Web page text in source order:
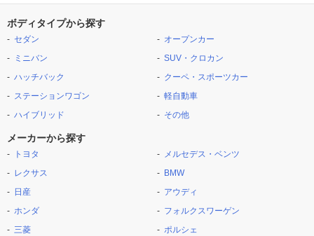
ボディタイプから探す
セダン
ミニバン
ハッチバック
ステーションワゴン
ハイブリッド
オープンカー
SUV・クロカン
クーペ・スポーツカー
軽自動車
その他
メーカーから探す
トヨタ
レクサス
日産
ホンダ
三菱
メルセデス・ベンツ
BMW
アウディ
フォルクスワーゲン
ポルシェ